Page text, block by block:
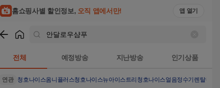
홈쇼핑사별 할인정보, 오직 앱에서만! 앱 열기
전체 예정방송 지난방송 인기상품
연관 청호나이스옴니플러스청호나이스뉴아이스트리 청호나이스얼음정수기렌탈청호